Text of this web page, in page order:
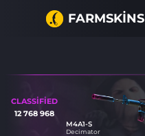
FARMSKINS
CLASSIFIED
12 768 968
M4A1-S
Decimator